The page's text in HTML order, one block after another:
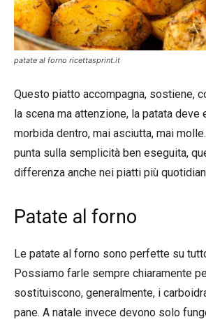
patate al forno ricettasprint.it
Questo piatto accompagna, sostiene,
la scena ma attenzione, la patata deve
morbida dentro, mai asciutta, mai
punta sulla semplicità ben eseguita,
differenza anche nei piatti più
Patate al forno
Le patate al forno sono perfette su
Possiamo farle sempre chiaramente
sostituiscono, generalmente, i
pane. A natale invece devono solo